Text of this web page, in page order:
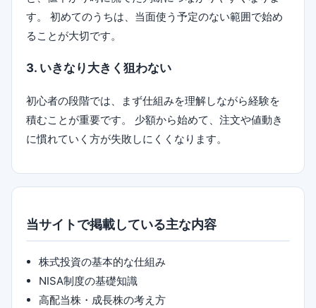
す。 初めてのうちは、当面使う予定のない範囲で始め
ることが大切です。
3. いきなり大きく狙わない
初心者の段階では、まず仕組みを理解しながら経験を
積むことが重要です。 少額から始めて、注文や値動き
に慣れていく方が失敗しにくくなります。
当サイトで掲載している主な内容
株式投資の基本的な仕組み
NISA制度の基礎知識
高配当株・成長株の考え方